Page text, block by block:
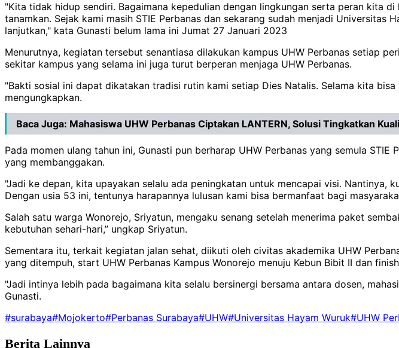
"Kita tidak hidup sendiri. Bagaimana kepedulian dengan lingkungan serta peran kita
tanamkan. Sejak kami masih STIE Perbanas dan sekarang sudah menjadi
lanjutkan," kata Gunasti belum lama ini Jumat 27 Januari 2023
Menurutnya, kegiatan tersebut senantiasa dilakukan kampus UHW Perbanas setiap
sekitar kampus yang selama ini juga turut berperan menjaga UHW Perbanas.
"Bakti sosial ini dapat dikatakan tradisi rutin kami setiap Dies Natalis. Selama kita
mengungkapkan.
Baca Juga: Mahasiswa UHW Perbanas Ciptakan LANTERN, Solusi Tingkatkan
Pada momen ulang tahun ini, Gunasti pun berharap UHW Perbanas yang semula
yang membanggakan.
"Jadi ke depan, kita upayakan selalu ada peningkatan untuk mencapai visi.
Dengan usia 53 ini, tentunya harapannya lulusan kami bisa bermanfaat bagi
Salah satu warga Wonorejo, Sriyatun, mengaku senang setelah menerima paket
kebutuhan sehari-hari,” ungkap Sriyatun.
Sementara itu, terkait kegiatan jalan sehat, diikuti oleh civitas akademika UHW
yang ditempuh, start UHW Perbanas Kampus Wonorejo menuju Kebun Bibit II dan
"Jadi intinya lebih pada bagaimana kita selalu bersinergi bersama antara dosen,
Gunasti.
#surabaya#Mojokerto#Perbanas Surabaya#UHW#Universitas Hayam Wuruk#UHW
Berita Lainnya